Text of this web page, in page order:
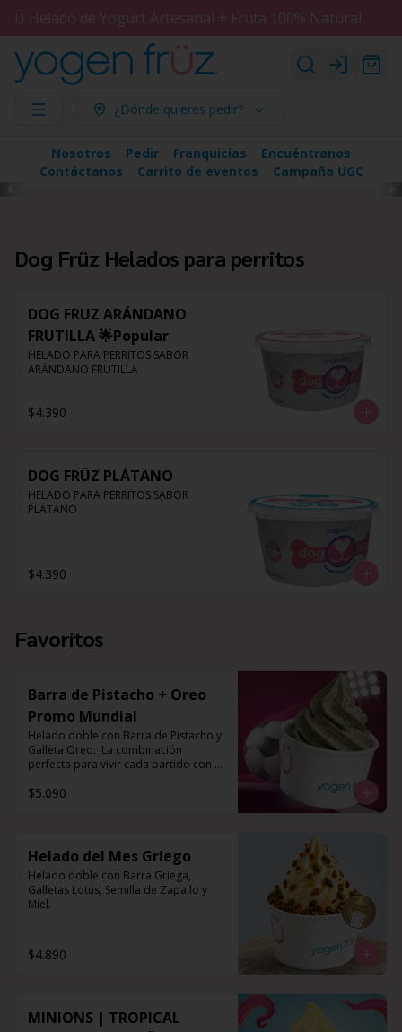
Ü Helado de Yogurt Artesanal + Fruta 100% Natural
Login
¿Dónde quieres pedir?
Nosotros Pedir Franquicias
Encuéntranos
Contáctanos
Carrito de eventos Campaña UGC
Dog Früz Helados para perritos
DOG FRUZ ARÁNDANO
FRUTILLA 🌟Popular
HELADO PARA PERRITOS SABOR
ARÁNDANO FRUTILLA
$4.390
DOG FRÜZ PLÁTANO
HELADO PARA PERRITOS SABOR
PLÁTANO
$4.390
Favoritos
Barra de Pistacho + Oreo
Promo Mundial
Helado doble con Barra de Pistacho y
Galleta Oreo. ¡La combinación
perfecta para vivir cada partido con el
$5.090
Helado del Mes Griego
Helado doble con Barra Griega,
Galletas Lotus, Semilla de Zapallo y
Miel.
$4.890
MINIONS | TROPICAL